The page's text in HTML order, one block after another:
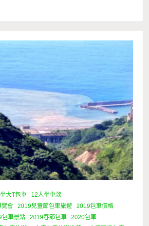
大T包車
12人坐車款
覽會
2019兒童節包車旅遊
2019包車價格
包車景點 2019春節包車
2020包車